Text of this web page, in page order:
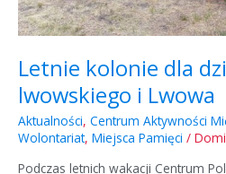
Letnie kolonie dla
lwowskiego i Lwowa
Aktualności, Centrum Aktywności
Wolontariat, Miejsca Pamięci /
Podczas letnich wakacji Centrum